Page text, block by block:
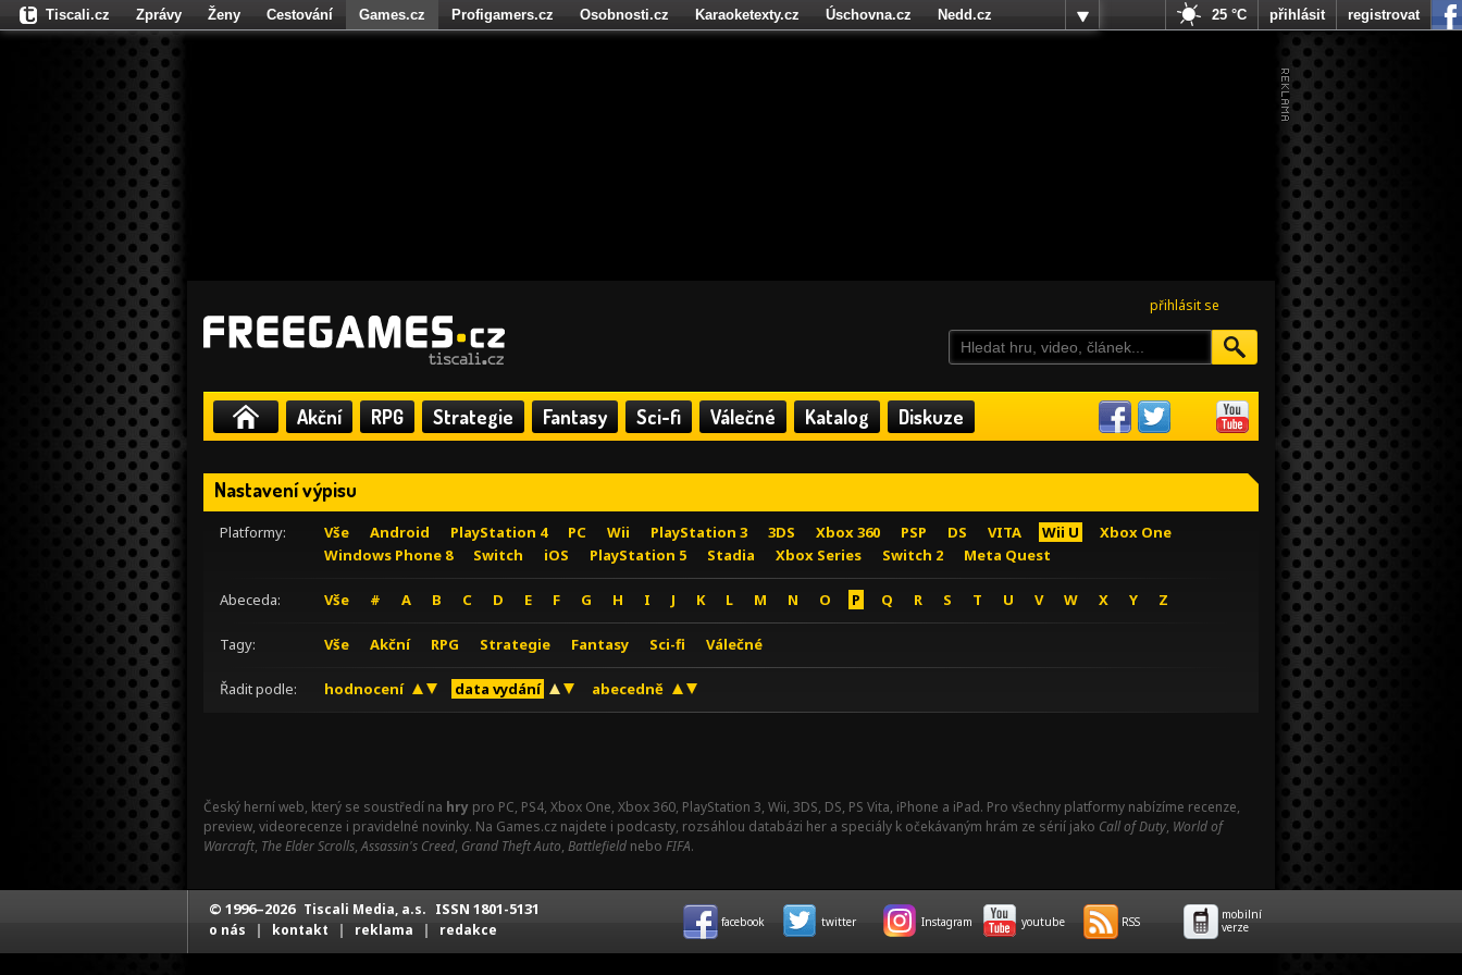
přihlásit se
Akční RPG Strategie Fantasy Sci-fi Válečné Katalog Diskuze
Nastavení výpisu
Platformy: Vše Android PlayStation 4 PC Wii PlayStation 3 3DS Xbox 360 PSP DS VITA Wii U
Xbox One
Windows Phone 8
Switch iOS PlayStation 5 Stadia Xbox Series Switch 2 Meta Quest
Abeceda: Vše # A B C D E F G H I J K L M N O P Q R S T U V W X Y Z
Tagy: Vše Akční RPG Strategie Fantasy Sci-fi Válečné
Řadit podle: hodnocení data vydání abecedně
Český herní web, který se soustředí na hry pro PC, PS4, Xbox One, Xbox 360, PlayStation 3, Wii, 3DS, DS, PS Vita, iPhone a iPad. Pro všechny platformy nabízíme recenze,
preview, videorecenze i pravidelné novinky. Na Games.cz najdete i podcasty, rozsáhlou databázi her a speciály k očekávaným hrám ze sérií jako Call of Duty, World of
Warcraft, The Elder Scrolls,Assassin's Creed, Grand Theft Auto, Battlefield nebo FIFA.
Tiscali.cz Zprávy Ženy Cestování Games.cz Profigamers.cz Osobnosti.cz Karaoketexty.cz Úschovna.cz
Nedd.cz
Fights.cz
25 °C přihlásit registrovat
© 1996–2026 Tiscali Media, a.s. ISSN 1801-5131
o nás | kontakt | reklama | redakce facebook twitter Instagram youtube RSS
mobilní
verze